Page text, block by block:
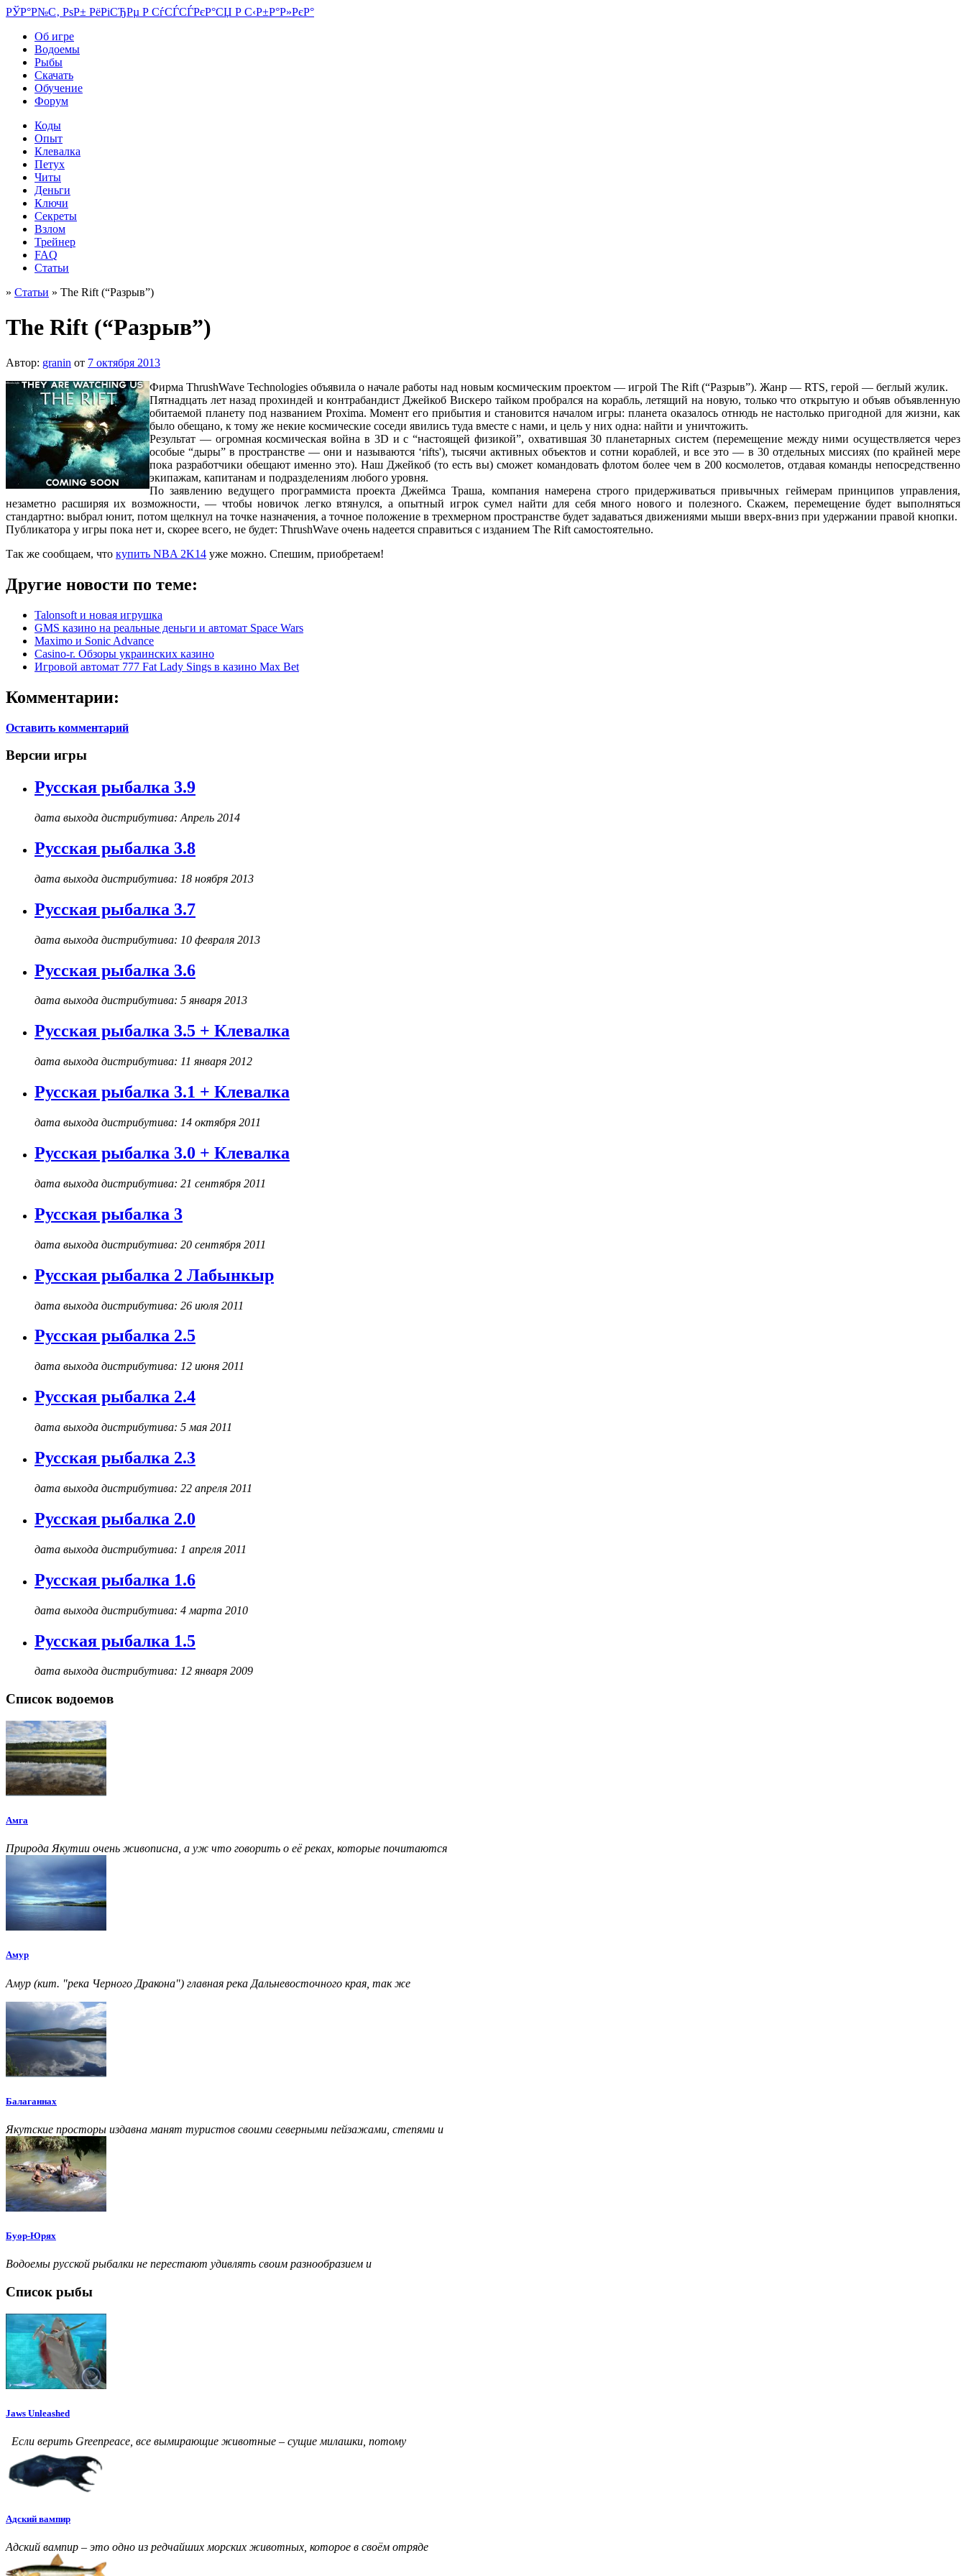
РЎР°Р№С‚ РѕР± РёРіСЂРµ Р СѓСЃСЃРєР°СЏ Р С‹Р±Р°Р»РєР°
Об игре
Водоемы
Рыбы
Скачать
Обучение
Форум
Коды
Опыт
Клевалка
Петух
Читы
Деньги
Ключи
Секреты
Взлом
Трейнер
FAQ
Статьи
» Статьи » The Rift (“Разрыв”)
The Rift (“Разрыв”)
Автор: granin от 7 октября 2013
Фирма ThrushWave Technologies объявила о начале работы над новым космическим проектом — игрой The Rift (“Разрыв”). Жанр — RTS, герой — беглый жулик.
Пятнадцать лет назад прохиндей и контрабандист Джейкоб Вискеро тайком пробрался на корабль, летящий на новую, только что открытую и объяв объявленную
обитаемой планету под названием Proxima. Момент его прибытия и становится началом игры: планета оказалось отнюдь не настолько пригодной для жизни, как
было обещано, к тому же некие космические соседи явились туда вместе с нами, и цель у них одна: найти и уничтожить.
Результат — огромная космическая война в 3D и с “настоящей физикой”, охватившая 30 планетарных систем (перемещение между ними осуществляется через
особые “дыры” в пространстве — они и называются ‘rifts'), тысячи активных объектов и сотни кораблей, и все это — в 30 отдельных миссиях (по крайней мере
пока разработчики обещают именно это). Наш Джейкоб (то есть вы) сможет командовать флотом более чем в 200 космолетов, отдавая команды непосредственно
экипажам, капитанам и подразделениям любого уровня.
По заявлению ведущего программиста проекта Джеймса Траша, компания намерена строго придерживаться привычных геймерам принципов управления,
незаметно расширяя их возможности, — чтобы новичок легко втянулся, а опытный игрок сумел найти для себя много нового и полезного. Скажем, перемещение будет выполняться
стандартно: выбрал юнит, потом щелкнул на точке назначения, а точное положение в трехмерном пространстве будет задаваться движениями мыши вверх-вниз при удержании правой кнопки.
Публикатора у игры пока нет и, скорее всего, не будет: ThrushWave очень надеется справиться с изданием The Rift самостоятельно.
Так же сообщаем, что купить NBA 2K14 уже можно. Спешим, приобретаем!
Другие новости по теме:
Talonsoft и новая игрушка
GMS казино на реальные деньги и автомат Space Wars
Maximo и Sonic Advance
Casino-r. Обзоры украинских казино
Игровой автомат 777 Fat Lady Sings в казино Max Bet
Комментарии:
Оставить комментарий
Версии игры
Русская рыбалка 3.9
дата выхода дистрибутива: Апрель 2014
Русская рыбалка 3.8
дата выхода дистрибутива: 18 ноября 2013
Русская рыбалка 3.7
дата выхода дистрибутива: 10 февраля 2013
Русская рыбалка 3.6
дата выхода дистрибутива: 5 января 2013
Русская рыбалка 3.5 + Клевалка
дата выхода дистрибутива: 11 января 2012
Русская рыбалка 3.1 + Клевалка
дата выхода дистрибутива: 14 октября 2011
Русская рыбалка 3.0 + Клевалка
дата выхода дистрибутива: 21 сентября 2011
Русская рыбалка 3
дата выхода дистрибутива: 20 сентября 2011
Русская рыбалка 2 Лабынкыр
дата выхода дистрибутива: 26 июля 2011
Русская рыбалка 2.5
дата выхода дистрибутива: 12 июня 2011
Русская рыбалка 2.4
дата выхода дистрибутива: 5 мая 2011
Русская рыбалка 2.3
дата выхода дистрибутива: 22 апреля 2011
Русская рыбалка 2.0
дата выхода дистрибутива: 1 апреля 2011
Русская рыбалка 1.6
дата выхода дистрибутива: 4 марта 2010
Русская рыбалка 1.5
дата выхода дистрибутива: 12 января 2009
Список водоемов
Амга
Природа Якутии очень живописна, а уж что говорить о её реках, которые почитаются
Амур
Амур (кит. "река Черного Дракона") главная река Дальневосточного края, так же
Балаганнах
Якутские просторы издавна манят туристов своими северными пейзажами, степями и
Буор-Юрях
Водоемы русской рыбалки не перестают удивлять своим разнообразием и
Список рыбы
Jaws Unleashed
Если верить Greenpeace, все вымирающие животные – сущие милашки, потому
Адский вампир
Адский вампир – это одно из редчайших морских животных, которое в своём отряде